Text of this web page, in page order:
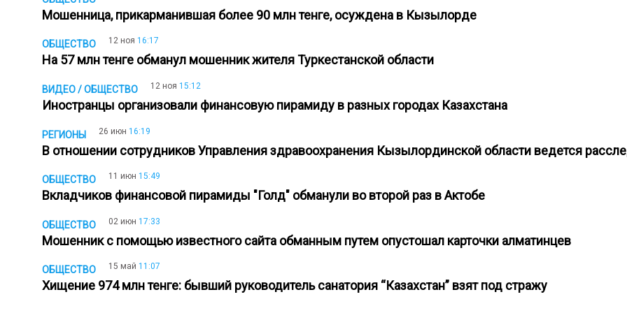
Мошенница, прикарманившая более 90 млн тенге, осуждена в Кызылорде
ОБЩЕСТВО 12 ноя 16:17
На 57 млн тенге обманул мошенник жителя Туркестанской области
ВИДЕО / ОБЩЕСТВО 12 ноя 15:12
Иностранцы организовали финансовую пирамиду в разных городах Казахстана
РЕГИОНЫ 26 июн 16:19
В отношении сотрудников Управления здравоохранения Кызылординской области ведется
ОБЩЕСТВО 11 июн 15:49
Вкладчиков финансовой пирамиды "Голд" обманули во второй раз в Актобе
ОБЩЕСТВО 02 июн 17:33
Мошенник с помощью известного сайта обманным путем опустошал карточки алматинцев
ОБЩЕСТВО 15 май 11:07
Хищение 974 млн тенге: бывший руководитель санатория “Казахстан” взят под стражу